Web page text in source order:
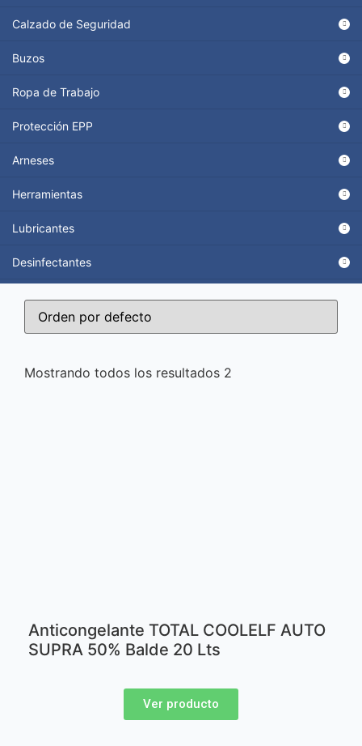
Calzado de Seguridad
Buzos
Ropa de Trabajo
Protección EPP
Arneses
Herramientas
Lubricantes
Desinfectantes
Mostrando todos los resultados 2
Anticongelante TOTAL COOLELF AUTO
SUPRA 50% Balde 20 Lts
Ver producto